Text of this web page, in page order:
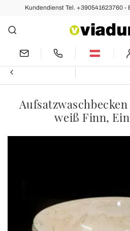
Kundendienst Tel. +390541623760 -
weiß Finn,